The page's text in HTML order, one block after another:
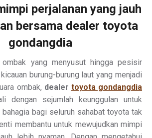
perjalanan yang jauh
bersama dealer toyota
gondangdia
ombak yang menyusut hingga pesisir
burung-burung laut yang menjadi
ombak, dealer toyota gondangdia
dengan sejumlah keunggulan untuk
bagi seluruh sahabat toyota tak
membantu untuk mewujudkan mimpi